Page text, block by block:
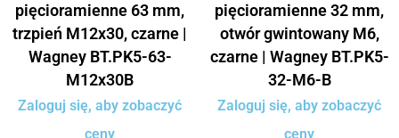
pięcioramienne 63 mm,
trzpień M12x30, czarne |
Wagney BT.PK5-63-
M12x30B
Zaloguj się, aby zobaczyć
ceny
pięcioramienne 32 mm,
otwór gwintowany M6,
czarne | Wagney BT.PK5-
32-M6-B
Zaloguj się, aby zobaczyć
ceny